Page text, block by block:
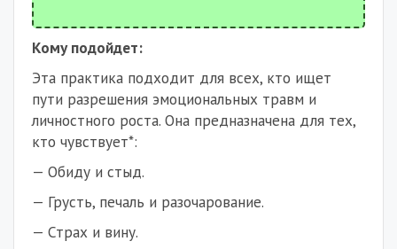
Кому подойдет:
Эта практика подходит для всех, кто ищет
пути разрешения эмоциональных травм и
личностного роста. Она предназначена для тех,
кто чувствует*:
— Обиду и стыд.
— Грусть, печаль и разочарование.
— Страх и вину.